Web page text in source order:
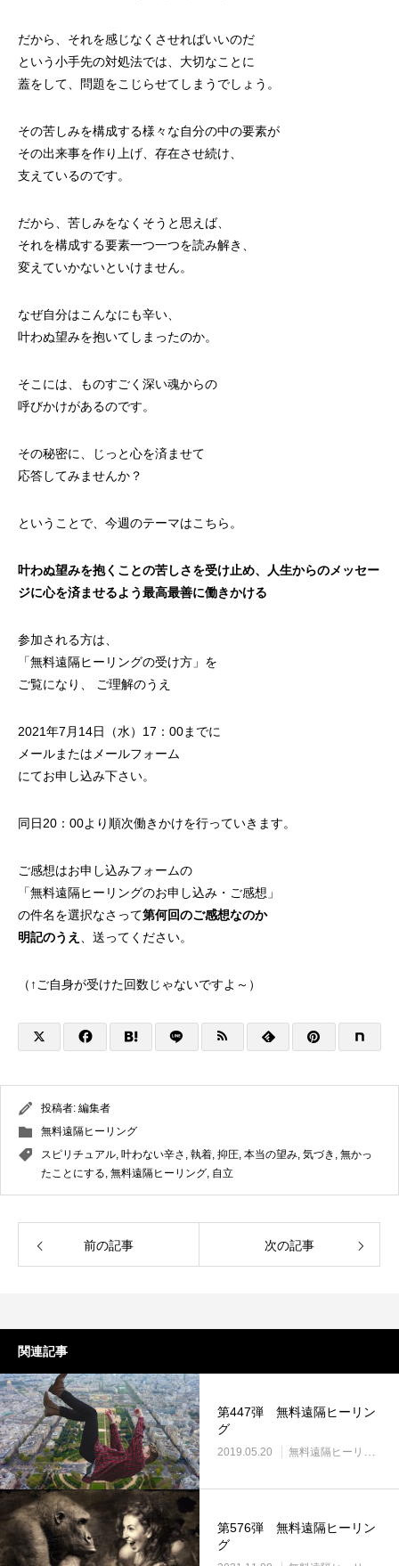
だから、それを感じなくさせればいいのだ
という小手先の対処法では、大切なことに
蓋をして、問題をこじらせてしまうでしょう。
その苦しみを構成する様々な自分の中の要素が
その出来事を作り上げ、存在させ続け、
支えているのです。
だから、苦しみをなくそうと思えば、
それを構成する要素一つ一つを読み解き、
変えていかないといけません。
なぜ自分はこんなにも辛い、
叶わぬ望みを抱いてしまったのか。
そこには、ものすごく深い魂からの
呼びかけがあるのです。
その秘密に、じっと心を済ませて
応答してみませんか？
ということで、今週のテーマはこちら。
叶わぬ望みを抱くことの苦しさを受け止め、人生からのメッセー
ジに心を済ませるよう最高最善に働きかける
参加される方は、
「無料遠隔ヒーリングの受け方 」を
ご覧になり、 ご理解のうえ
2021年7月14日（水）17：00までに
メールまたは メールフォーム
にてお申し込み下さい。
同日20：00より順次働きかけを行っていきます。
ご感想はお申し込みフォームの
「無料遠隔ヒーリングのお申し込み・ご感想」
の件名を選択なさって第何回のご感想なのか
明記のうえ
、送ってください。
（↑ご自身が受けた回数じゃないですよ～）
投稿者: 編集者
無料遠隔ヒーリング
スピリチュアル, 叶わない辛さ , 執着, 抑圧, 本当の望み, 気づき , 無かっ
たことにする, 無料遠隔ヒーリング, 自立
前の記事 次の記事
関連記事
第447弾 無料遠隔ヒーリン
グ
2019.05.20 無料遠隔ヒーリング
第576弾 無料遠隔ヒーリン
グ